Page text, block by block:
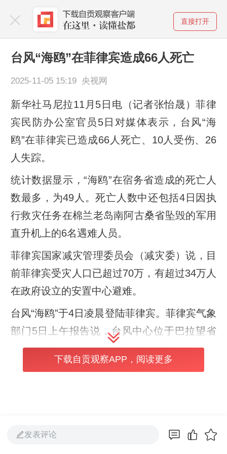
直接打开
台风“海鸥”在菲律宾造成66人死亡
2025-11-05 15:19 央视网
新华社马尼拉11月5日电（记者张怡晟）菲律
宾民防办公室官员5日对媒体表示，台风“海
鸥”在菲律宾已造成66人死亡、10人受伤、26
人失踪。
统计数据显示，“海鸥”在宿务省造成的死亡人
数最多，为49人。死亡人数中还包括4日因执
行救灾任务在棉兰老岛南阿古桑省坠毁的军用
直升机上的6名遇难人员。
菲律宾国家减灾管理委员会（减灾委）说，目
前菲律宾受灾人口已超过70万，有超过34万人
在政府设立的安置中心避难。
台风“海鸥”于4日凌晨登陆菲律宾。菲律宾气象
部门5日上午报告说，台风中心位于巴拉望省
埃尔尼多附近，正以每小时25公里的速度向西
北方向移动，最大持续风速达每小时120公
编辑：余凤
下载自贡观察APP，阅读更多
发表评论